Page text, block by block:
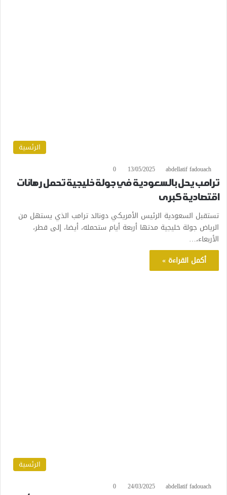
الرئسية
abdellatif fadouach
13/05/2025
0
ترامب يحل بالسعودية في جولة خليجية تحمل رهانات
اقتصادية كبرى
تستقبل السعودية الرئيس الأمريكي دونالد ترامب الذي يستهل من
الرياض جولة خليجية مدتها أربعة أيام ستحمله، أيضا، إلى قطر،
الأربعاء،…
أكمل القراءة »
الرئسية
abdellatif fadouach
24/03/2025
0